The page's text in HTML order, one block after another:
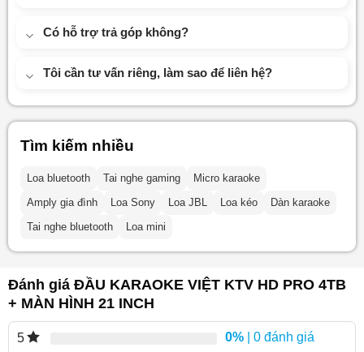
Có hỗ trợ trả góp không?
Tôi cần tư vấn riêng, làm sao để liên hệ?
Tìm kiếm nhiều
Loa bluetooth Tai nghe gaming
Micro karaoke
Amply gia đình
Loa Sony Loa JBL Loa kéo
Dàn karaoke
Tai nghe bluetooth
Loa mini
Đánh giá ĐẦU KARAOKE VIỆT KTV HD PRO 4TB
+ MÀN HÌNH 21 INCH
5 0% | 0 đánh giá